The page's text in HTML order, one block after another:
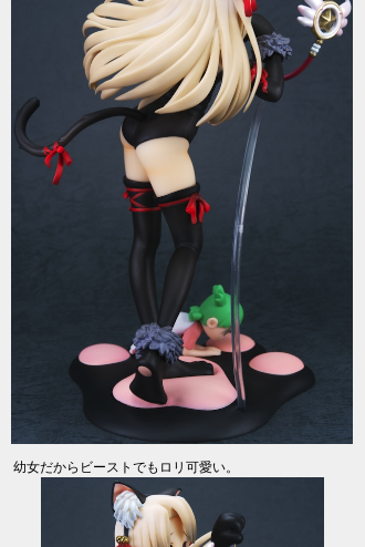
幼女だからビーストでもロリ可愛い。